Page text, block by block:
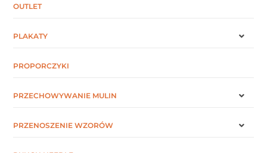
OUTLET
PLAKATY
PROPORCZYKI
PRZECHOWYWANIE MULIN
PRZENOSZENIE WZORÓW